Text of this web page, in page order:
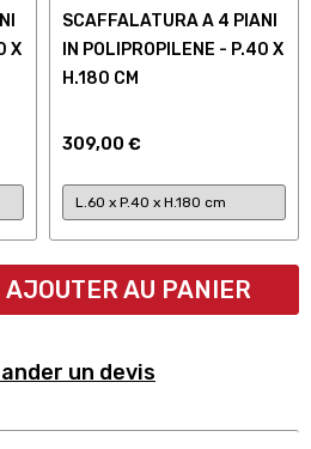
X
SCAFFALATURA A 4 PIANI
IN POLIPROPILENE - P.40 X
H.180 CM
309,00 €
AJOUTER AU PANIER
un devis